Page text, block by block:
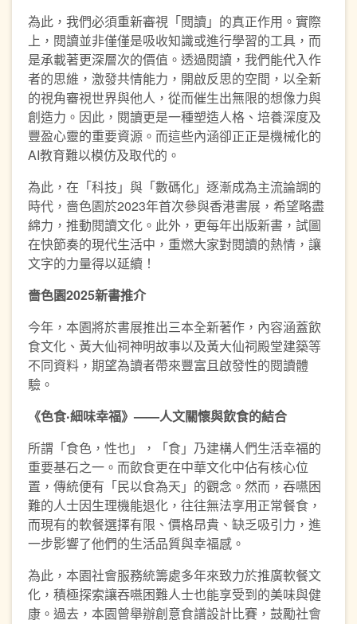
為此，我們必須重新審視「閱讀」的真正作用。實際
上，閱讀並非僅僅是吸收知識或進行學習的工具，而
是承載著更深層次的價值。透過閱讀，我們能代入作
者的思維，激發共情能力，開啟反思的空間，以全新
的視角審視世界與他人，從而催生出無限的想像力與
創造力。因此，閱讀更是一種塑造人格、培養深度及
豐盈心靈的重要資源。而這些內涵卻正正是機械化的
AI教育難以模仿及取代的。
為此，在「科技」與「數碼化」逐漸成為主流論調的
時代，嗇色園於2023年首次參與香港書展，希望略盡
綿力，推動閱讀文化。此外，更每年出版新書，試圖
在快節奏的現代生活中，重燃大家對閱讀的熱情，讓
文字的力量得以延續！
嗇色園2025新書推介
今年，本園將於書展推出三本全新著作，內容涵蓋飲
食文化、黃大仙祠神明故事以及黃大仙祠殿堂建築等
不同資料，期望為讀者帶來豐富且啟發性的閱讀體
驗。
《色食‧細味幸福》——人文關懷與飲食的結合
所謂「食色，性也」，「食」乃建構人們生活幸福的
重要基石之一。而飲食更在中華文化中佔有核心位
置，傳統便有「民以食為天」的觀念。然而，吞嚥困
難的人士因生理機能退化，往往無法享用正常餐食，
而現有的軟餐選擇有限、價格昂貴、缺乏吸引力，進
一步影響了他們的生活品質與幸福感。
為此，本園社會服務統籌處多年來致力於推廣軟餐文
化，積極探索讓吞嚥困難人士也能享受到的美味與健
康。過去，本園曾舉辦創意食譜設計比賽，鼓勵社會